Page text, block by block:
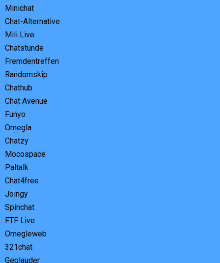
Minichat
Chat-Alternative
Mili Live
Chatstunde
Fremdentreffen
Randomskip
Chathub
Chat Avenue
Funyo
Omegla
Chatzy
Mocospace
Paltalk
Chat4free
Joingy
Spinchat
FTF Live
Omegleweb
321chat
Geplauder